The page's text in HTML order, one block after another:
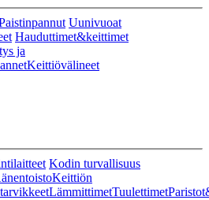
Uunivuoat
Hauduttimet&keittimet
ja
Keittiövälineet
Kodin turvallisuus
Keittiön
LämmittimetTuulettimet